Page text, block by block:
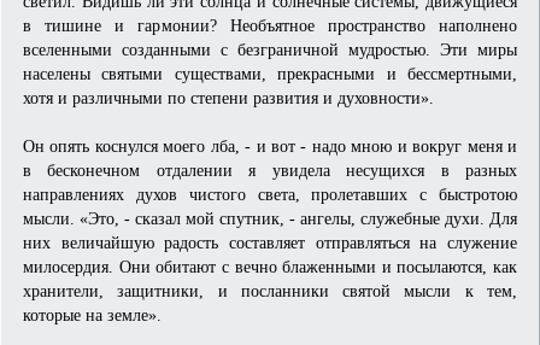
в тишине и гармонии? Необъятное пространство наполнено
вселенными созданными с безграничной мудростью. Эти миры
населены святыми существами, прекрасными и бессмертными,
хотя и различными по степени развития и духовности».
Он опять коснулся моего лба, - и вот - надо мною и вокруг меня и
в бесконечном отдалении я увидела несущихся в разных
направлениях духов чистого света, пролетавших с быстротою
мысли. «Это, - сказал мой спутник, - ангелы, служебные духи. Для
них величайшую радость составляет отправляться на служение
милосердия. Они обитают с вечно блаженными и посылаются, как
хранители, защитники, и посланники святой мысли к тем,
которые на земле».